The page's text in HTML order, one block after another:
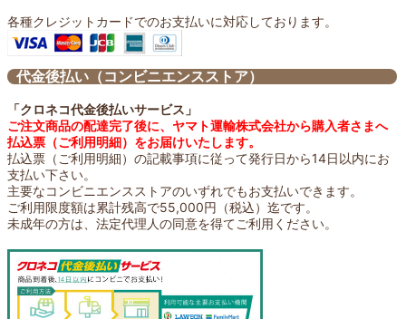
各種クレジットカードでのお支払いに対応しております。
代金後払い（コンビニエンスストア）
「クロネコ代金後払いサービス」
ご注文商品の配達完了後に、ヤマト運輸株式会社から購入者さまへ
払込票（ご利用明細）をお届けいたします。
払込票（ご利用明細）の記載事項に従って発行日から14日以内にお
支払い下さい。
主要なコンビニエンスストアのいずれでもお支払いできます。
ご利用限度額は累計残高で55,000円（税込）迄です。
未成年の方は、法定代理人の同意を得てご利用ください。